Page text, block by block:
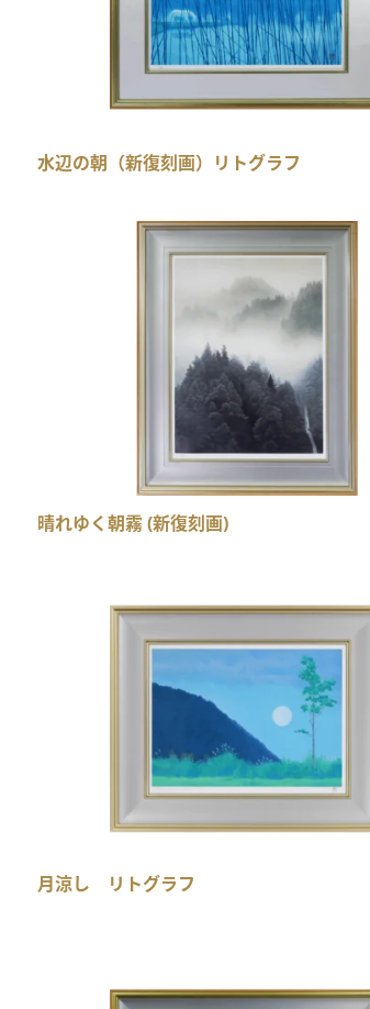
水辺の朝（新復刻画）リトグラフ
晴れゆく朝霧 (新復刻画)
月涼し リトグラフ